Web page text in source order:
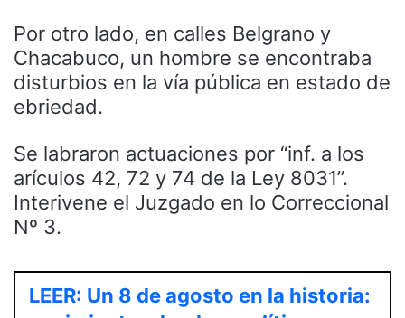
Por otro lado, en calles Belgrano y
Chacabuco, un hombre se encontraba
disturbios en la vía pública en estado de
ebriedad.
Se labraron actuaciones por “inf. a los
arículos 42, 72 y 74 de la Ley 8031”.
Interivene el Juzgado en lo Correccional
Nº 3.
LEER: Un 8 de agosto en la historia: